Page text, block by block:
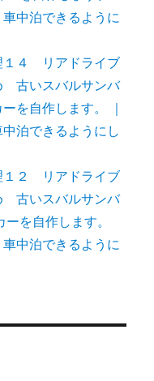
中泊できるように
１４ リアドライブ
古いスバルサンバ
を自作します。 ｜
泊できるようにし
１２ リアドライブ
古いスバルサンバ
を自作します。
中泊できるように